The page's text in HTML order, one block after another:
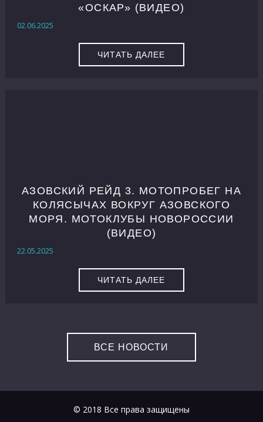
«ОСКАР» (ВИДЕО)
02.06.2025
ЧИТАТЬ ДАЛЕЕ
АЗОВСКИЙ РЕЙД 3. МОТОПРОБЕГ НА
КОЛЯСЫЧАХ ВОКРУГ АЗОВСКОГО
МОРЯ. МОТОКЛУБЫ НОВОРОССИИ
(ВИДЕО)
22.05.2025
ЧИТАТЬ ДАЛЕЕ
ВСЕ НОВОСТИ
© 2018 Все права защищены